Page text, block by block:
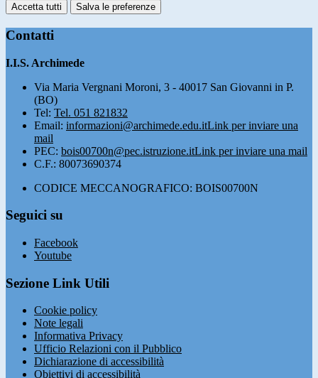
Accetta tutti Salva le preferenze
Contatti
I.I.S. Archimede
Via Maria Vergnani Moroni, 3 - 40017 San Giovanni in P.
(BO)
Tel: Tel. 051 821832
Email: informazioni@archimede.edu.itLink per inviare una
mail
PEC: bois00700n@pec.istruzione.itLink per inviare una mail
C.F.: 80073690374
CODICE MECCANOGRAFICO: BOIS00700N
Seguici su
Facebook
Youtube
Sezione Link Utili
Cookie policy
Note legali
Informativa Privacy
Ufficio Relazioni con il Pubblico
Dichiarazione di accessibilità
Obiettivi di accessibilità